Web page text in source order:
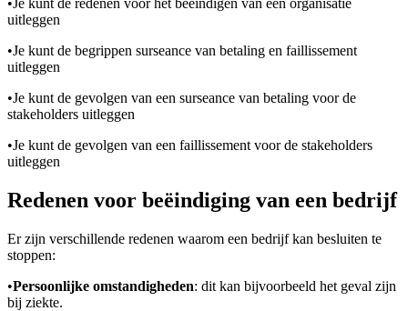
uitleggen
•Je kunt de begrippen surseance van betaling en faillissement
uitleggen
•Je kunt de gevolgen van een surseance van betaling voor de
stakeholders uitleggen
•Je kunt de gevolgen van een faillissement voor de stakeholders
uitleggen
Redenen voor beëindiging van een bedrijf
Er zijn verschillende redenen waarom een bedrijf kan besluiten te
stoppen:
•Persoonlijke omstandigheden: dit kan bijvoorbeeld het geval zijn
bij ziekte.